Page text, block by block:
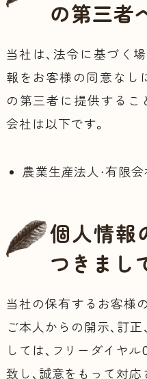
の第三者
当社は、法令に基づく
報をお客様の同意なし
の第三者に提供するこ
会社は以下です。
農業生産法人・有限
個人情報
つきまし
当社の保有するお客様
ご本人からの開示、訂正
しては、フリーダイヤ
致し、誠意をもって対応